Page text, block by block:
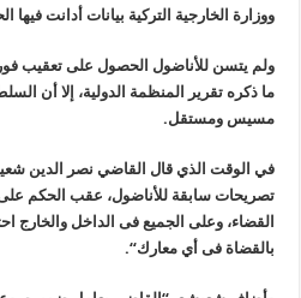
ووزارة الخارجية التركية بيانات أدانت
ولم يتسن للأناضول الحصول على تعقيب
ما ذكره تقرير المنظمة الدولية، إلا أن
مسيس ومستقل.
في الوقت الذي قال القاضي نصر الدين
تصريحات سابقة للأناضول، عقب الحكم
القضاء، وعلى الجميع فى الداخل والخارج
بالقضاة فى أي معارك“.